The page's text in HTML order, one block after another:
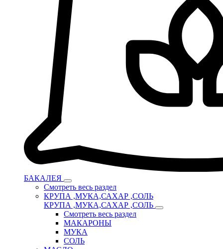
БАКАЛЕЯ
Смотреть весь раздел
КРУПА ,МУКА,САХАР ,СОЛЬ
КРУПА ,МУКА,САХАР ,СОЛЬ
Смотреть весь раздел
МАКАРОНЫ
МУКА
СОЛЬ